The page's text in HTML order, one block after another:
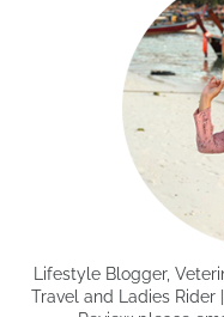
Lifestyle Blogger,
Travel and Ladies Rider